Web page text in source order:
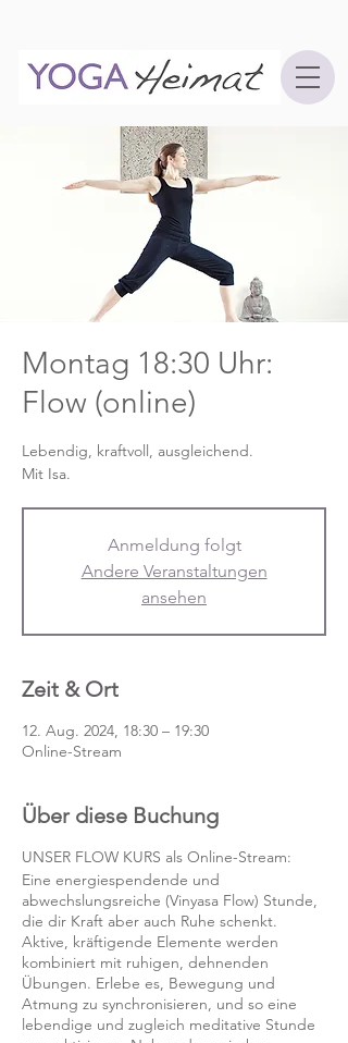
Montag 18:30 Uhr:
Flow (online)
Lebendig, kraftvoll, ausgleichend.
Mit Isa.
Anmeldung folgt
Andere Veranstaltungen
ansehen
Zeit & Ort
12. Aug. 2024, 18:30 – 19:30
Online-Stream
Über diese Buchung
UNSER FLOW KURS als Online-Stream:
Eine energiespendende und
abwechslungsreiche (Vinyasa Flow) Stunde,
die dir Kraft aber auch Ruhe schenkt.
Aktive, kräftigende Elemente werden
kombiniert mit ruhigen, dehnenden
Übungen. Erlebe es, Bewegung und
Atmung zu synchronisieren, und so eine
lebendige und zugleich meditative Stunde